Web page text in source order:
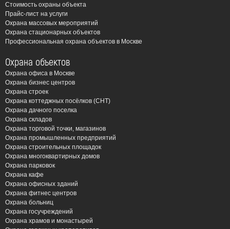
Стоимость охраны объекта
Прайс-лист на услуги
Охрана массовых мероприятий
Охрана стационарных объектов
Профессиональная охрана объектов в Москве
Охрана объектов
Охрана офиса в Москве
Охрана бизнес центров
Охрана строек
Охрана коттеджных посёлков (СНТ)
Охрана дачного поселка
Охрана складов
Охрана торговой точки, магазинов
Охрана промышленных предприятий
Охрана строительных площадок
Охрана многоквартирных домов
Охрана парковок
Охрана кафе
Охрана офисных зданий
Охрана фитнес центров
Охрана больниц
Охрана госучреждений
Охрана храмов и монастырей